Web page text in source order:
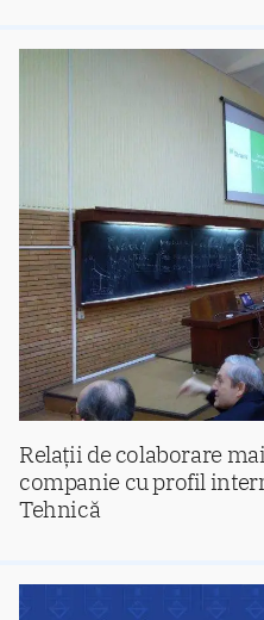
Relații de colaborare
companie cu profil
Tehnică